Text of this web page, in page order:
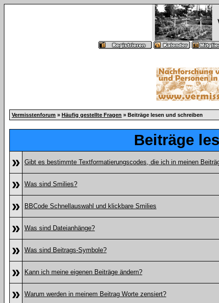
Vermisstenforum » Häufig gestellte Fragen » Beiträge lesen und schreiben
Beiträge
»
Gibt es bestimmte Textformatierungscodes, die ich in meinen
» Was sind Smilies?
» BBCode Schnellauswahl und klickbare Smilies
» Was sind Dateianhänge?
» Was sind Beitrags-Symbole?
» Kann ich meine eigenen Beiträge ändern?
» Warum werden in meinem Beitrag Worte zensiert?